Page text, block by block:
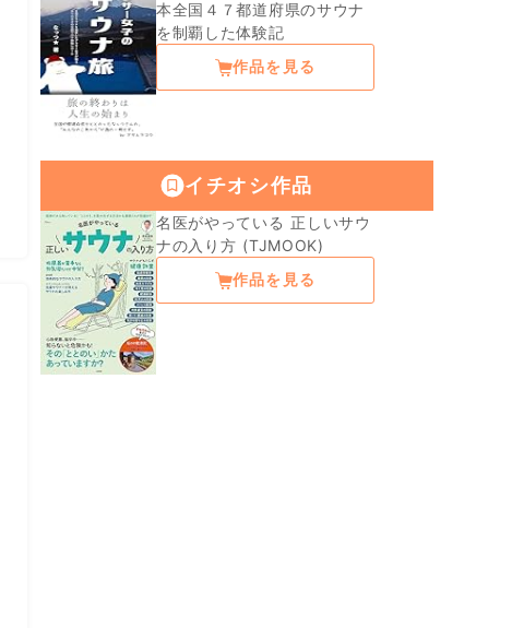
本全国４７都道府県のサウナ
を制覇した体験記
作品を見る
イチオシ作品
名医がやっている 正しいサウ
ナの入り方 (TJMOOK)
作品を見る